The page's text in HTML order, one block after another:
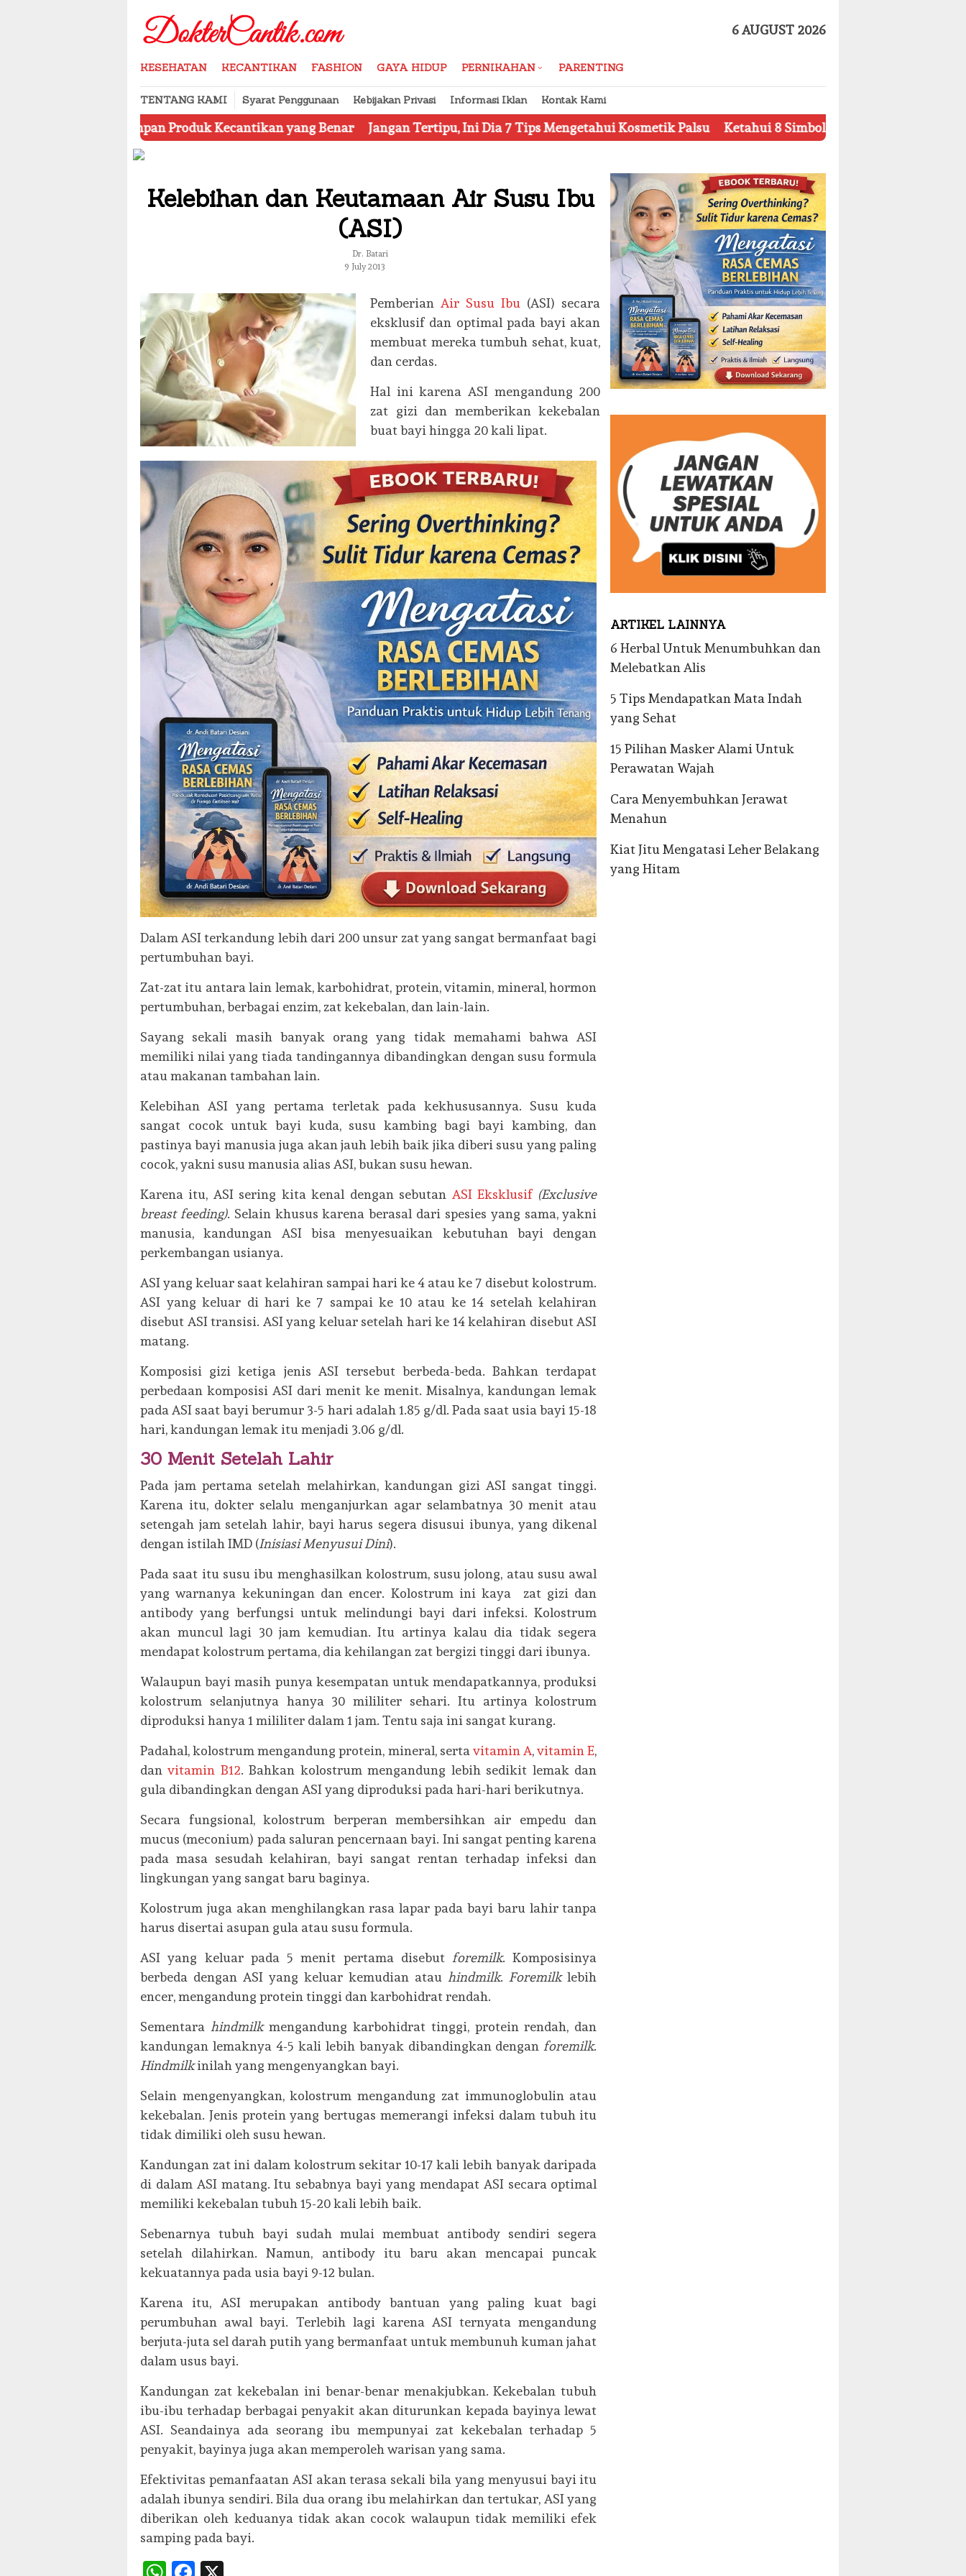
content
6 AUGUST 2026
KESEHATAN KECANTIKAN FASHION GAYA HIDUP PERNIKAHAN PARENTING
TENTANG KAMI Syarat Penggunaan Kebijakan Privasi Informasi Iklan Kontak Kami
Menyimpan Produk Kecantikan yang Benar Jangan Tertipu, Ini Dia 7 Tips Mengetahui Kosmetik Palsu Ketahui 8 Simbol Penting pada Kemasan Produk
Kelebihan dan Keutamaan Air Susu Ibu
(ASI)
Dr. Batari
9 July 2013
Pemberian Air Susu Ibu (ASI) secara
eksklusif dan optimal pada bayi akan
membuat mereka tumbuh sehat, kuat,
dan cerdas.
Hal ini karena ASI mengandung 200
zat gizi dan memberikan kekebalan
buat bayi hingga 20 kali lipat.
Dalam ASI terkandung lebih dari 200 unsur zat yang sangat bermanfaat bagi
pertumbuhan bayi.
Zat-zat itu antara lain lemak, karbohidrat, protein, vitamin, mineral, hormon
pertumbuhan, berbagai enzim, zat kekebalan, dan lain-lain.
Sayang sekali masih banyak orang yang tidak memahami bahwa ASI
memiliki nilai yang tiada tandingannya dibandingkan dengan susu formula
atau makanan tambahan lain.
Kelebihan ASI yang pertama terletak pada kekhususannya. Susu kuda
sangat cocok untuk bayi kuda, susu kambing bagi bayi kambing, dan
pastinya bayi manusia juga akan jauh lebih baik jika diberi susu yang paling
cocok, yakni susu manusia alias ASI, bukan susu hewan.
Karena itu, ASI sering kita kenal dengan sebutan ASI Eksklusif (Exclusive
breast feeding). Selain khusus karena berasal dari spesies yang sama, yakni
manusia, kandungan ASI bisa menyesuaikan kebutuhan bayi dengan
perkembangan usianya.
ASI yang keluar saat kelahiran sampai hari ke 4 atau ke 7 disebut kolostrum.
ASI yang keluar di hari ke 7 sampai ke 10 atau ke 14 setelah kelahiran
disebut ASI transisi. ASI yang keluar setelah hari ke 14 kelahiran disebut ASI
matang.
Komposisi gizi ketiga jenis ASI tersebut berbeda-beda. Bahkan terdapat
perbedaan komposisi ASI dari menit ke menit. Misalnya, kandungan lemak
pada ASI saat bayi berumur 3-5 hari adalah 1.85 g/dl. Pada saat usia bayi 15-18
hari, kandungan lemak itu menjadi 3.06 g/dl.
30 Menit Setelah Lahir
Pada jam pertama setelah melahirkan, kandungan gizi ASI sangat tinggi.
Karena itu, dokter selalu menganjurkan agar selambatnya 30 menit atau
setengah jam setelah lahir, bayi harus segera disusui ibunya, yang dikenal
dengan istilah IMD (Inisiasi Menyusui Dini).
Pada saat itu susu ibu menghasilkan kolostrum, susu jolong, atau susu awal
yang warnanya kekuningan dan encer. Kolostrum ini kaya zat gizi dan
antibody yang berfungsi untuk melindungi bayi dari infeksi. Kolostrum
akan muncul lagi 30 jam kemudian. Itu artinya kalau dia tidak segera
mendapat kolostrum pertama, dia kehilangan zat bergizi tinggi dari ibunya.
Walaupun bayi masih punya kesempatan untuk mendapatkannya, produksi
kolostrum selanjutnya hanya 30 mililiter sehari. Itu artinya kolostrum
diproduksi hanya 1 mililiter dalam 1 jam. Tentu saja ini sangat kurang.
Padahal, kolostrum mengandung protein, mineral, sertavitamin A,vitamin E,
danvitamin B12. Bahkan kolostrum mengandung lebih sedikit lemak dan
gula dibandingkan dengan ASI yang diproduksi pada hari-hari berikutnya.
Secara fungsional, kolostrum berperan membersihkan air empedu dan
mucus (meconium) pada saluran pencernaan bayi. Ini sangat penting karena
pada masa sesudah kelahiran, bayi sangat rentan terhadap infeksi dan
lingkungan yang sangat baru baginya.
Kolostrum juga akan menghilangkan rasa lapar pada bayi baru lahir tanpa
harus disertai asupan gula atau susu formula.
ASI yang keluar pada 5 menit pertama disebutforemilk. Komposisinya
berbeda dengan ASI yang keluar kemudian atauhindmilk.Foremilklebih
encer, mengandung protein tinggi dan karbohidrat rendah.
Sementara hindmilkmengandung karbohidrat tinggi, protein rendah, dan
kandungan lemaknya 4-5 kali lebih banyak dibandingkan denganforemilk.
Hindmilkinilah yang mengenyangkan bayi.
Selain mengenyangkan, kolostrum mengandung zat immunoglobulin atau
kekebalan. Jenis protein yang bertugas memerangi infeksi dalam tubuh itu
tidak dimiliki oleh susu hewan.
Kandungan zat ini dalam kolostrum sekitar 10-17 kali lebih banyak daripada
di dalam ASI matang. Itu sebabnya bayi yang mendapat ASI secara optimal
memiliki kekebalan tubuh 15-20 kali lebih baik.
Sebenarnya tubuh bayi sudah mulai membuat antibody sendiri segera
setelah dilahirkan. Namun, antibody itu baru akan mencapai puncak
kekuatannya pada usia bayi 9-12 bulan.
Karena itu, ASI merupakan antibody bantuan yang paling kuat bagi
perumbuhan awal bayi. Terlebih lagi karena ASI ternyata mengandung
berjuta-juta sel darah putih yang bermanfaat untuk membunuh kuman jahat
dalam usus bayi.
Kandungan zat kekebalan ini benar-benar menakjubkan. Kekebalan tubuh
ibu-ibu terhadap berbagai penyakit akan diturunkan kepada bayinya lewat
ASI. Seandainya ada seorang ibu mempunyai zat kekebalan terhadap 5
penyakit, bayinya juga akan memperoleh warisan yang sama.
Efektivitas pemanfaatan ASI akan terasa sekali bila yang menyusui bayi itu
adalah ibunya sendiri. Bila dua orang ibu melahirkan dan tertukar, ASI yang
diberikan oleh keduanya tidak akan cocok walaupun tidak memiliki efek
samping pada bayi.
ARTIKEL LAINNYA
6 Herbal Untuk Menumbuhkan dan
Melebatkan Alis
5 Tips Mendapatkan Mata Indah
yang Sehat
15 Pilihan Masker Alami Untuk
Perawatan Wajah
Cara Menyembuhkan Jerawat
Menahun
Kiat Jitu Mengatasi Leher Belakang
yang Hitam